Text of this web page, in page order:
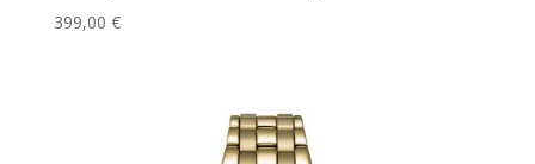
399,00 €